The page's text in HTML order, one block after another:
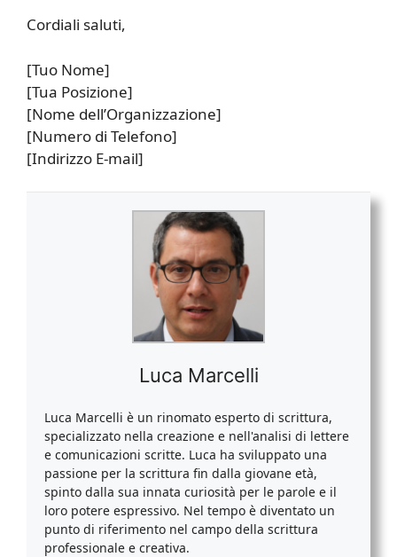
Cordiali saluti,
[Tuo Nome]
[Tua Posizione]
[Nome dell’Organizzazione]
[Numero di Telefono]
[Indirizzo E-mail]
Luca Marcelli
Luca Marcelli è un rinomato esperto di scrittura,
specializzato nella creazione e nell'analisi di lettere
e comunicazioni scritte. Luca ha sviluppato una
passione per la scrittura fin dalla giovane età,
spinto dalla sua innata curiosità per le parole e il
loro potere espressivo. Nel tempo è diventato un
punto di riferimento nel campo della scrittura
professionale e creativa.